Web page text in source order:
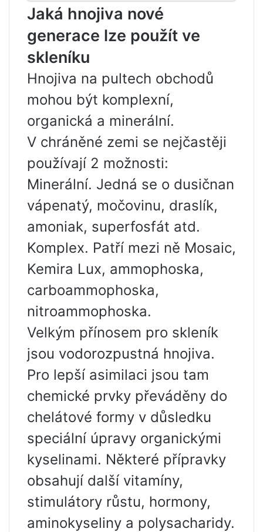
Jaká hnojiva nové
generace lze použít ve
skleníku
Hnojiva na pultech obchodů
mohou být komplexní,
organická a minerální.
V chráněné zemi se nejčastěji
používají 2 možnosti:
Minerální. Jedná se o dusičnan
vápenatý, močovinu, draslík,
amoniak, superfosfát atd.
Komplex. Patří mezi ně Mosaic,
Kemira Lux, ammophoska,
carboammophoska,
nitroammophoska.
Velkým přínosem pro skleník
jsou vodorozpustná hnojiva.
Pro lepší asimilaci jsou tam
chemické prvky převáděny do
chelátové formy v důsledku
speciální úpravy organickými
kyselinami. Některé přípravky
obsahují další vitamíny,
stimulátory růstu, hormony,
aminokyseliny a polysacharidy.